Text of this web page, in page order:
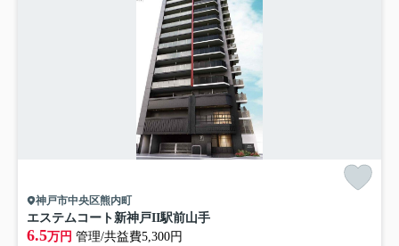
神戸市中央区熊内町
エステムコート新神戸II駅前山手
6.5万円 管理/共益費5,300円